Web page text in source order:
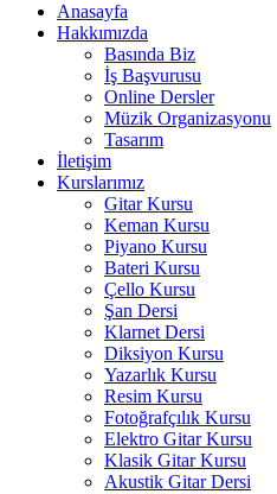
Anasayfa
Hakkımızda
Basında Biz
İş Başvurusu
Online Dersler
Müzik Organizasyonu
Tasarım
İletişim
Kurslarımız
Gitar Kursu
Keman Kursu
Piyano Kursu
Bateri Kursu
Çello Kursu
Şan Dersi
Klarnet Dersi
Diksiyon Kursu
Yazarlık Kursu
Resim Kursu
Fotoğrafçılık Kursu
Elektro Gitar Kursu
Klasik Gitar Kursu
Akustik Gitar Dersi